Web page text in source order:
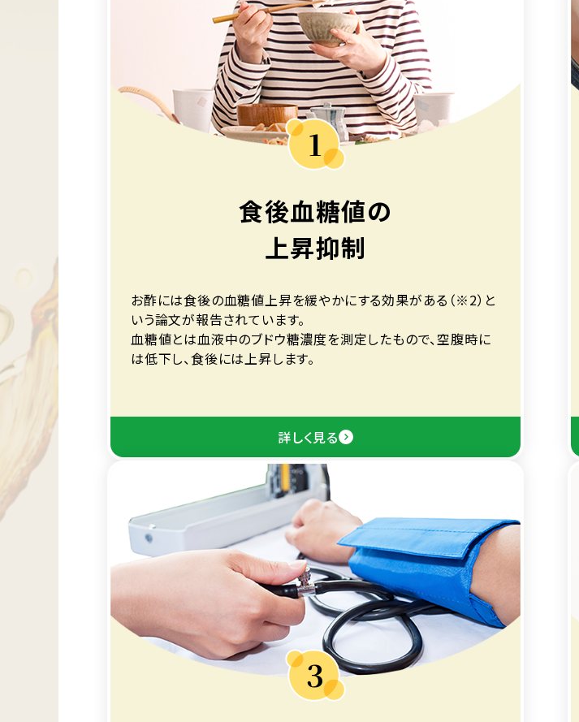
1
食後血糖値の
上昇抑制
お酢には食後の血糖値上昇を緩やかにする効果がある（※2）と
いう論文が報告されています。
血糖値とは血液中のブドウ糖濃度を測定したもので、空腹時に
は低下し、食後には上昇します。
詳しく見る
3